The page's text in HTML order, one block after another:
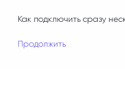
Как подключить сразу
Продолжить